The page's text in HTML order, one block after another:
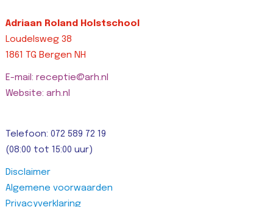
Adriaan Roland Holstschool
Loudelsweg 38
1861 TG Bergen NH
E-mail: receptie@arh.nl
Website: arh.nl
Telefoon: 072 589 72 19
(08:00 tot 15:00 uur)
Disclaimer
Algemene voorwaarden
Privacyverklaring